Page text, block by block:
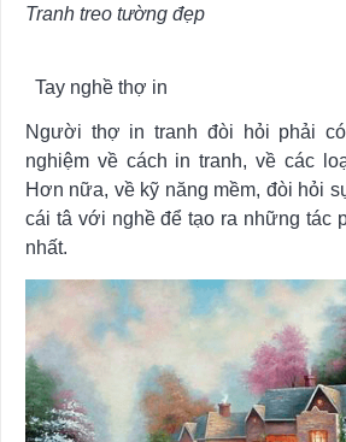
Tranh treo tường đẹp
Tay nghề thợ in
Người thợ in tranh đòi hỏi phải
nghiệm về cách in tranh, về các
Hơn nữa, về kỹ năng mềm, đòi hỏi
cái tâ với nghề để tạo ra những tác
nhất.